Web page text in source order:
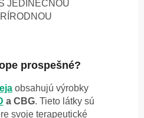
JEDINEČNOU
prospešné?
obsahujú výrobky
a CBG. Tieto látky sú
svoje terapeutické